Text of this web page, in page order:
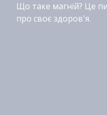
Що таке магній? Це
про своє здоров'я.